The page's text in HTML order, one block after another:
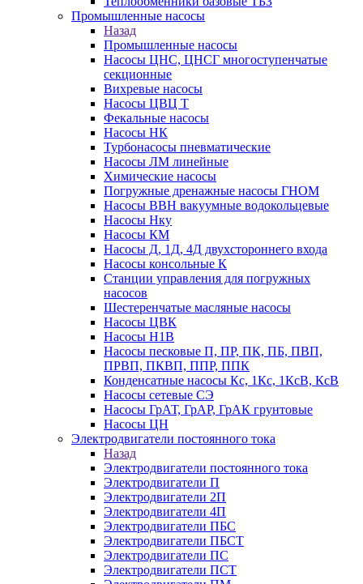
Промышленные насосы
Назад
Промышленные насосы
Насосы ЦНС, ЦНСГ многоступенчатые
секционные
Вихревые насосы
Насосы ЦВЦ Т
Фекальные насосы
Насосы НК
Турбонасосы пневматические
Насосы ЛМ линейные
Химические насосы
Погружные дренажные насосы ГНОМ
Насосы ВВН вакуумные водокольцевые
Насосы Нку
Насосы КМ
Насосы Д, 1Д, 4Д двухстороннего входа
Насосы консольные К
Станции управления для погружных
насосов
Шестеренчатые масляные насосы
Насосы ЦВК
Насосы Н1В
Насосы песковые П, ПР, ПК, ПБ, ПВП,
ПРВП, ПКВП, ППР, ППК
Конденсатные насосы Кс, 1Кс, 1КсВ, КсВ
Насосы сетевые СЭ
Насосы ГрАТ, ГрАР, ГрАК грунтовые
Насосы ЦН
Электродвигатели постоянного тока
Назад
Электродвигатели постоянного тока
Электродвигатели П
Электродвигатели 2П
Электродвигатели 4П
Электродвигатели ПБС
Электродвигатели ПБСТ
Электродвигатели ПС
Электродвигатели ПСТ